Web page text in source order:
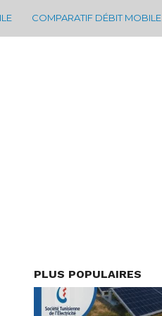
COMPARATIF DÉBIT MOBILE
PLUS POPULAIRES